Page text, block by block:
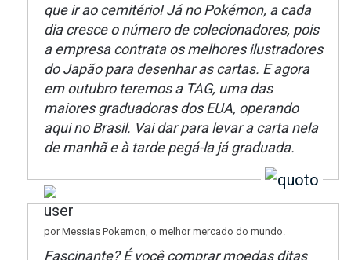
que ir ao cemitério! Já no Pokémon, a cada
dia cresce o número de colecionadores, pois
a empresa contrata os melhores ilustradores
do Japão para desenhar as cartas. E agora
em outubro teremos a TAG, uma das
maiores graduadoras dos EUA, operando
aqui no Brasil. Vai dar para levar a carta nela
de manhã e à tarde pegá-la já graduada.
por Messias Pokemon, o melhor mercado do mundo.
Fascinante? É você comprar moedas ditas